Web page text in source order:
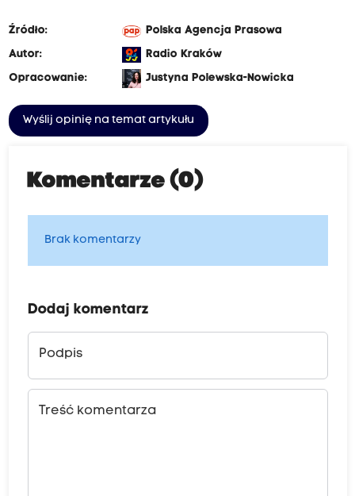
Źródło:
Polska Agencja Prasowa
Autor:
Radio Kraków
Opracowanie:
Justyna Polewska-Nowicka
Wyślij opinię na temat artykułu
Komentarze (0)
Brak komentarzy
Dodaj komentarz
Podpis
Treść komentarza